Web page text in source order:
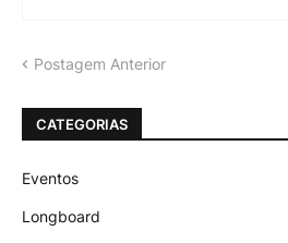
Postagem Anterior
CATEGORIAS
Eventos
Longboard